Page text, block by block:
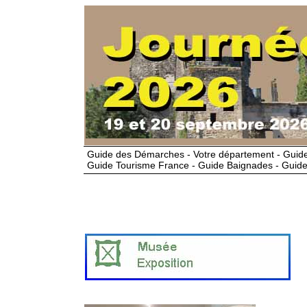
Guide des Démarches - Votre département -
Guide Tourisme France - Guide Baignades -